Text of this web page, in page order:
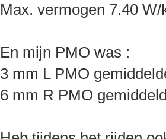
Max. vermogen 7.40 W/
En mijn PMO was :
3 mm L PMO
6 mm R PMO